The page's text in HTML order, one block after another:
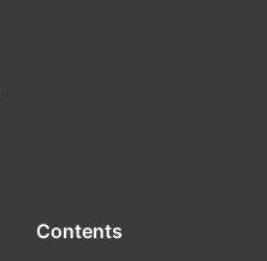
Contents